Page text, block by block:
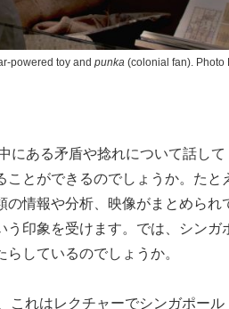
powered toy and punka (colonial fan). Photo
にある矛盾や捻れについて話して
とができるのでしょうか。たと
情報や分析、映像がまとめられ
印象を受けます。では、シンガ
しているのでしょうか。
これはレクチャーでシンガポール